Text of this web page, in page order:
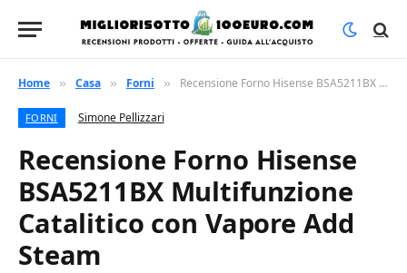
Home » Casa » Forni » Recensione Forno Hisense BSA5211BX Multifunzione Catalitico con Vapore Add Steam
FORNI Simone Pellizzari
Recensione Forno Hisense
BSA5211BX Multifunzione
Catalitico con Vapore Add
Steam